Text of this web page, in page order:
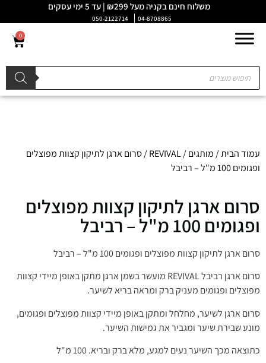
משלוח חינם בקניה מעל ₪299 | עד 5 ימי עסקים
04-8708865
050-2122714
0
עמוד הבית/מותגים/
REVIVAL/ סרום ארגן לתיקון קצוות מפוצלים
ופגומים 100 מ"ל – רביבל
סרום ארגן לתיקון קצוות מפוצלים
ופגומים 100 מ"ל – רביבל
סרום ארגן לתיקון קצוות מפוצלים ופגומים 100 מ"ל – רביבל
סרום ארגן רביבל REVIVAL מועשר בשמן ארגן מתקן באופן מיידי קצוות
מפוצלים ופגומים מעניק ברק ומראה בריא לשיער.
סרום ארגן לשיער, מחלחל ומתקן באופן מיידי קצוות מפוצלים ופגומים,
מונע שבירת שיער ומגביר את גמישות השיער.
כתוצאה מכך השיער נעים למגע, מלא ברק ובריא. 100 מ"ל